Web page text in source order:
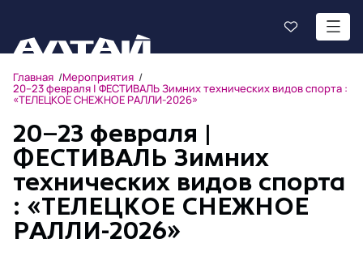
Главная Мероприятия
20–23 февраля | ФЕСТИВАЛЬ Зимних технических видов спорта :
«ТЕЛЕЦКОЕ СНЕЖНОЕ РАЛЛИ-2026»
20–23 февраля |
ФЕСТИВАЛЬ Зимних
технических видов спорта
: «ТЕЛЕЦКОЕ СНЕЖНОЕ
РАЛЛИ-2026»